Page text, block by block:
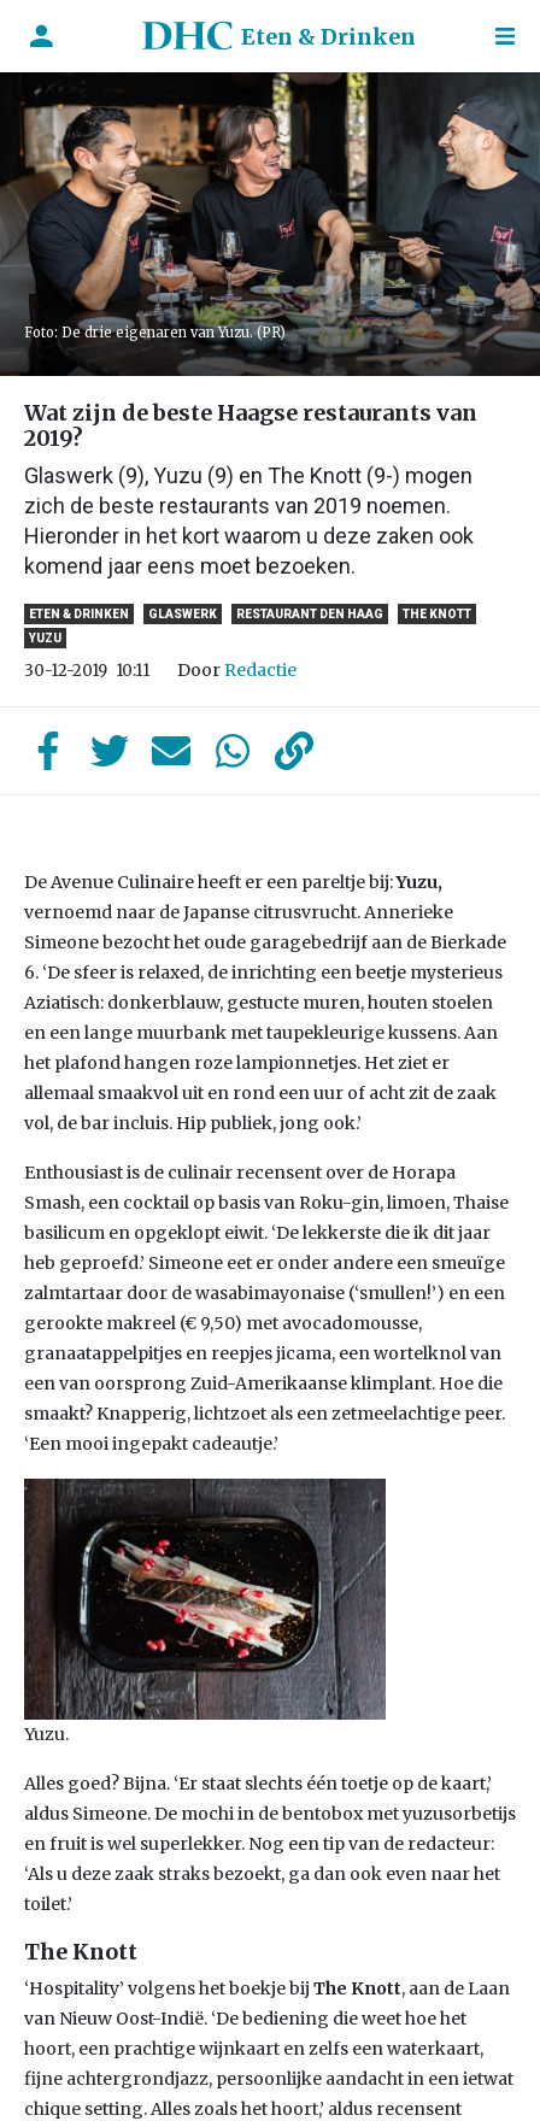
Eten & Drinken
Foto: De drie eigenaren van Yuzu. (PR)
Wat zijn de beste Haagse restaurants van
2019?
Glaswerk (9), Yuzu (9) en The Knott (9-) mogen
zich de beste restaurants van 2019 noemen.
Hieronder in het kort waarom u deze zaken ook
komend jaar eens moet bezoeken.
ETEN & DRINKEN GLASWERK RESTAURANT DEN HAAG
THE KNOTT
YUZU
30-12-2019 10:11 DoorRedactie
De Avenue Culinaire heeft er een pareltje bij:Yuzu,
vernoemd naar de Japanse citrusvrucht. Annerieke
Simeone bezocht het oude garagebedrijf aan de Bierkade
6. ‘De sfeer is relaxed, de inrichting een beetje mysterieus
Aziatisch: donkerblauw, gestucte muren, houten stoelen
en een lange muurbank met taupekleurige kussens. Aan
het plafond hangen roze lampionnetjes. Het ziet er
allemaal smaakvol uit en rond een uur of acht zit de zaak
vol, de bar incluis. Hip publiek, jong ook.’
Enthousiast is de culinair recensent over de Horapa
Smash, een cocktail op basis van Roku-gin, limoen, Thaise
basilicum en opgeklopt eiwit. ‘De lekkerste die ik dit jaar
heb geproefd.’ Simeone eet er onder andere een smeuïge
zalmtartaar door de wasabimayonaise (‘smullen!’) en een
gerookte makreel (€ 9,50) met avocadomousse,
granaatappelpitjes en reepjes jicama, een wortelknol van
een van oorsprong Zuid-Amerikaanse klimplant. Hoe die
smaakt? Knapperig, lichtzoet als een zetmeelachtige peer.
‘Een mooi ingepakt cadeautje.’
Yuzu.
Alles goed? Bijna. ‘Er staat slechts één toetje op de kaart,’
aldus Simeone. De mochi in de bentobox met yuzusorbetijs
en fruit is wel superlekker. Nog een tip van de redacteur:
‘Als u deze zaak straks bezoekt, ga dan ook even naar het
toilet.’
The Knott
‘Hospitality’ volgens het boekje bij The Knott, aan de Laan
van Nieuw Oost-Indië. ‘De bediening die weet hoe het
hoort, een prachtige wijnkaart en zelfs een waterkaart,
fijne achtergrondjazz, persoonlijke aandacht in een ietwat
chique setting. Alles zoals het hoort,’ aldus recensent